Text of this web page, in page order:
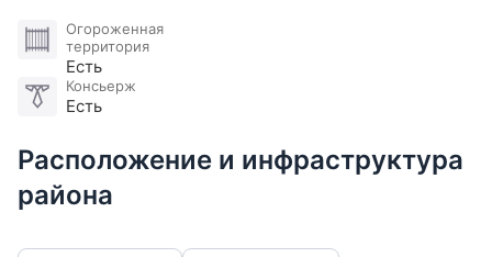
Огороженная
территория
Есть
Консьерж
Есть
Расположение и инфраструктура
района